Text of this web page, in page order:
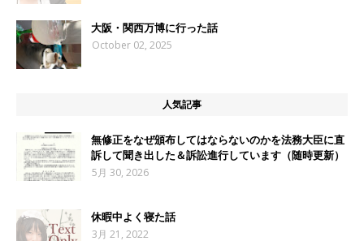
大阪・関西万博に行った話
October 02, 2025
人気記事
無修正をなぜ頒布してはならないのかを法務大臣に直
訴して聞き出した＆訴訟進行しています（随時更新）
5月 30, 2026
休暇中よく寝た話
3月 21, 2022